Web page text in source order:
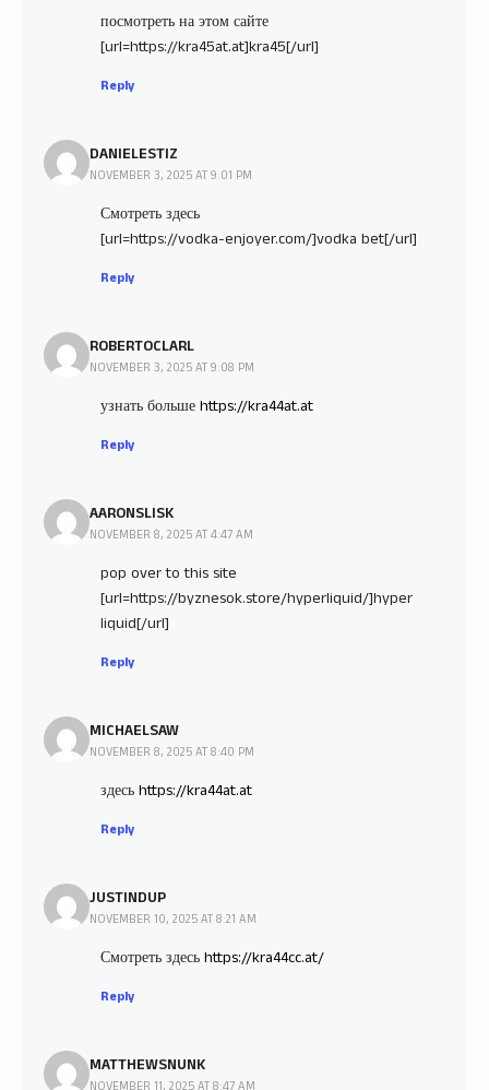
посмотреть на этом сайте
[url=https://kra45at.at]kra45[/url]
Reply
DANIELESTIZ
NOVEMBER 3, 2025 AT 9:01 PM
Смотреть здесь
[url=https://vodka-enjoyer.com/]vodka bet[/url]
Reply
ROBERTOCLARL
NOVEMBER 3, 2025 AT 9:08 PM
узнать больше https://kra44at.at
Reply
AARONSLISK
NOVEMBER 8, 2025 AT 4:47 AM
pop over to this site
[url=https://byznesok.store/hyperliquid/]hyper
liquid[/url]
Reply
MICHAELSAW
NOVEMBER 8, 2025 AT 8:40 PM
здесь https://kra44at.at
Reply
JUSTINDUP
NOVEMBER 10, 2025 AT 8:21 AM
Смотреть здесь https://kra44cc.at/
Reply
MATTHEWSNUNK